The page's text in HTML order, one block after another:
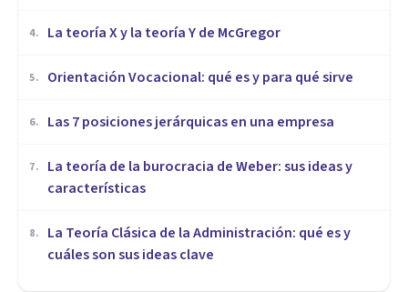
4. La teoría X y la teoría Y de McGregor
5. Orientación Vocacional: qué es y para qué sirve
6. Las 7 posiciones jerárquicas en una empresa
7.
La teoría de la burocracia de Weber: sus ideas y
características
8.
La Teoría Clásica de la Administración: qué es y
cuáles son sus ideas clave